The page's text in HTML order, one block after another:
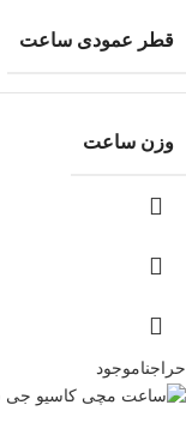
قطر عمودی ساعت
وزن ساعت
حراجناموجود